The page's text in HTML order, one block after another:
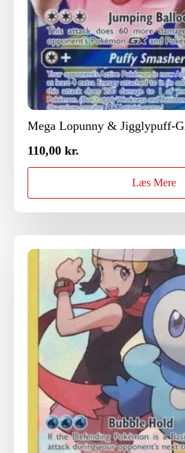
Mega Lopunny & Jigglypuff-
110,00 kr.
Læs Mere